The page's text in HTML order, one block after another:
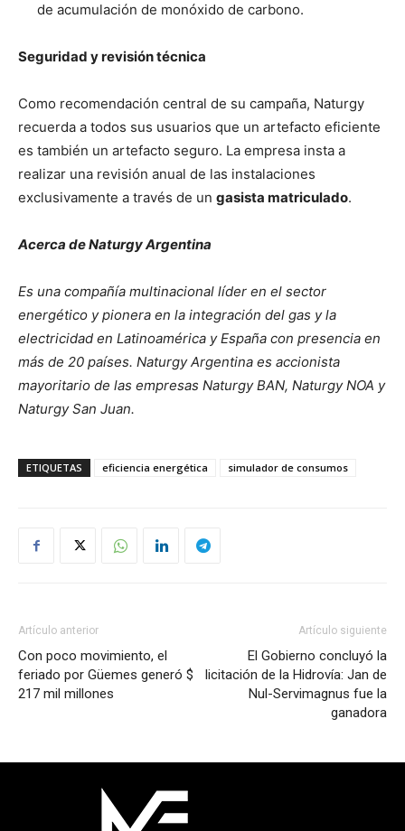
de acumulación de monóxido de carbono.
Seguridad y revisión técnica
Como recomendación central de su campaña, Naturgy
recuerda a todos sus usuarios que un artefacto eficiente
es también un artefacto seguro. La empresa insta a
realizar una revisión anual de las instalaciones
exclusivamente a través de un gasista matriculado.
Acerca de Naturgy Argentina
Es una compañía multinacional líder en el sector
energético y pionera en la integración del gas y la
electricidad en Latinoamérica y España con presencia en
más de 20 países. Naturgy Argentina es accionista
mayoritario de las empresas Naturgy BAN, Naturgy NOA y
Naturgy San Juan.
ETIQUETAS eficiencia energética simulador de consumos
Artículo anterior
Con poco movimiento, el
feriado por Güemes generó $
217 mil millones
Artículo siguiente
El Gobierno concluyó la
licitación de la Hidrovía: Jan de
Nul-Servimagnus fue la
ganadora